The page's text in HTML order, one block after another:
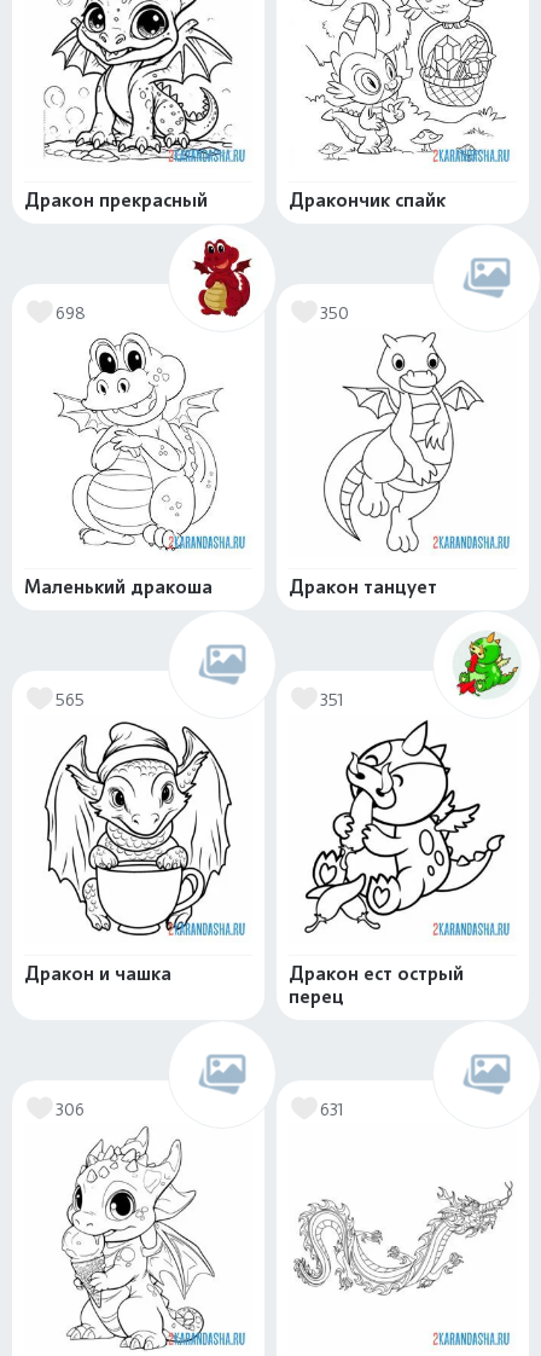
Дракон прекрасный Дракончик спайк
698
Маленький дракоша
350
Дракон танцует
565
Дракон и чашка
351
Дракон ест острый
перец
306 631